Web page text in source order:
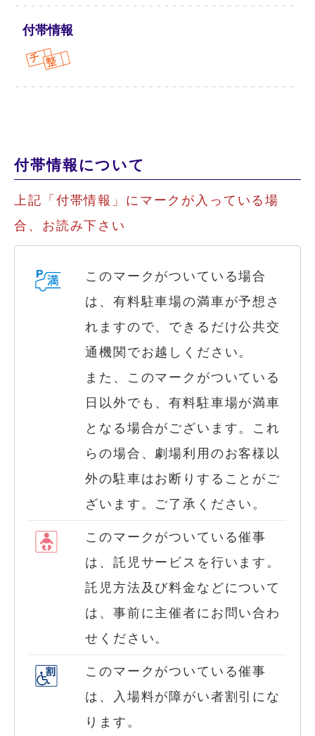
付帯情報
付帯情報について
上記「付帯情報」にマークが入っている場
合、お読み下さい
このマークがついている場合
は、有料駐車場の満車が予想さ
れますので、できるだけ公共交
通機関でお越しください。
また、このマークがついている
日以外でも、有料駐車場が満車
となる場合がございます。これ
らの場合、劇場利用のお客様以
外の駐車はお断りすることがご
ざいます。ご了承ください。
このマークがついている催事
は、託児サービスを行います。
託児方法及び料金などについて
は、事前に主催者にお問い合わ
せください。
このマークがついている催事
は、入場料が障がい者割引にな
ります。